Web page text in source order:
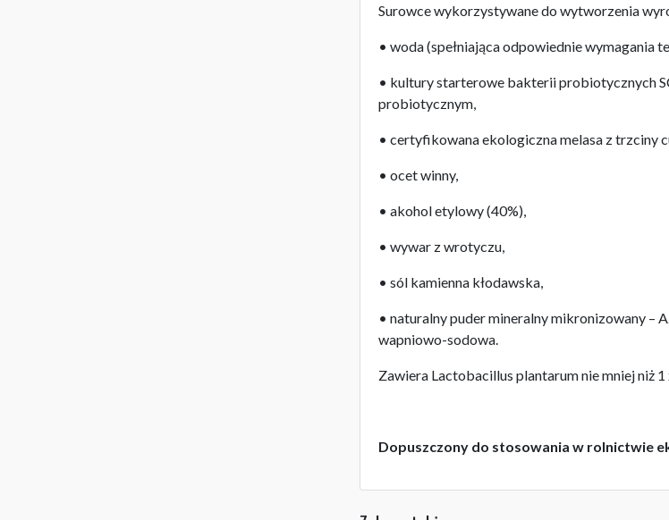
Surowce wykorzystywane do wytworzenia
• woda (spełniająca odpowiednie wymagania
• kultury starterowe bakterii probiotycznych
probiotycznym,
• certyfikowana ekologiczna melasa z trzciny
• ocet winny,
• akohol etylowy (40%),
• wywar z wrotyczu,
• sól kamienna kłodawska,
• naturalny puder mineralny mikronizowany
wapniowo-sodowa.
Zawiera Lactobacillus plantarum nie mniej niż 1
Dopuszczony do stosowania w rolnictwie